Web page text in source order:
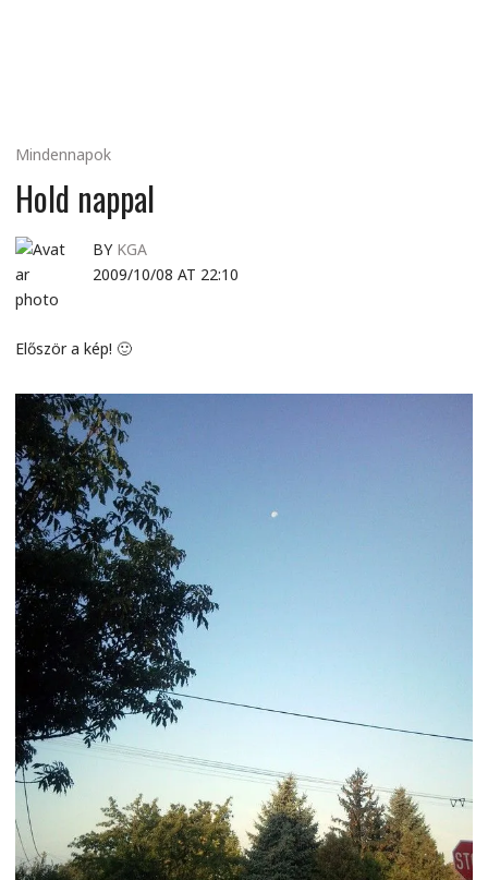
Mindennapok
Hold nappal
BY KGA
2009/10/08 AT 22:10
Először a kép! 🙂